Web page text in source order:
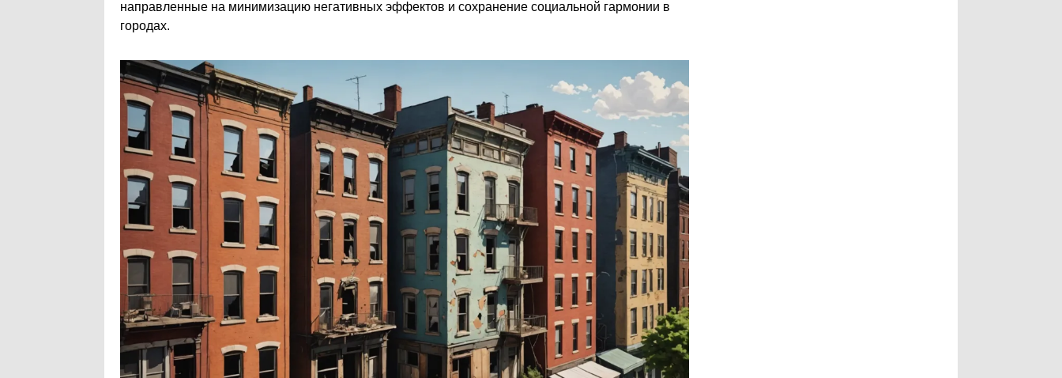
направленные на минимизацию негативных эффектов и сохранение социальной гармонии в
городах.